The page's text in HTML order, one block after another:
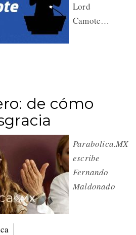
Lord
Camote…
de cómo
Parabolica.MX
escribe
Fernando
Maldonado